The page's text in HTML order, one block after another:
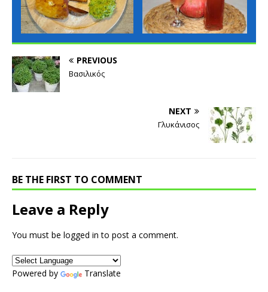
PREVIOUS
Βασιλικός
NEXT
Γλυκάνισος
BE THE FIRST TO COMMENT
Leave a Reply
You must be logged in to post a comment.
Powered by Translate